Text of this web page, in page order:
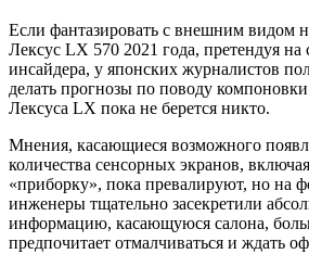
Если фантазировать с внешним видом
Лексус LX 570 2021 года, претендуя на
инсайдера, у японских журналистов
делать прогнозы по поводу
Лексуса LX пока не берется никто.
Мнения, касающиеся возможного
количества сенсорных экранов,
«приборку», пока превалируют, но на
инженеры тщательно засекретили
информацию, касающуюся салона,
предпочитает отмалчиваться и ждать